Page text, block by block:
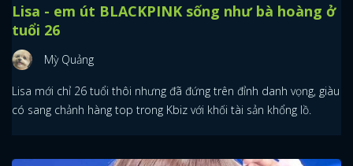
Lisa - em út BLACKPINK sống như bà hoàng ở
tuổi 26
Mỳ Quảng
Lisa mới chỉ 26 tuổi thôi nhưng đã đứng trên đỉnh danh vọng, giàu
có sang chảnh hàng top trong Kbiz với khối tài sản khổng lồ.